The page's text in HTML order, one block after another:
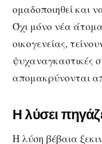
ομαδοποιηθεί και
Όχι μόνο νέα
οικογενείας,
ψυχαναγκαστικές
απομακρύνονται
Η λύσει
Η λύση βέβαια